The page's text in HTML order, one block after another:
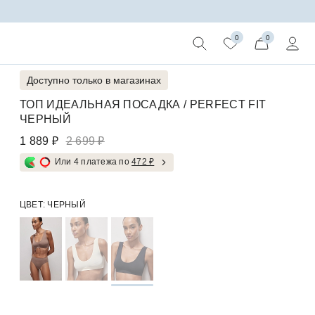
0 0
Доступно только в магазинах
ТОП ИДЕАЛЬНАЯ ПОСАДКА / PERFECT FIT
ЧЕРНЫЙ
1 889 ₽
2 699 ₽
Или 4 платежа по472 ₽
ЦВЕТ: ЧЕРНЫЙ